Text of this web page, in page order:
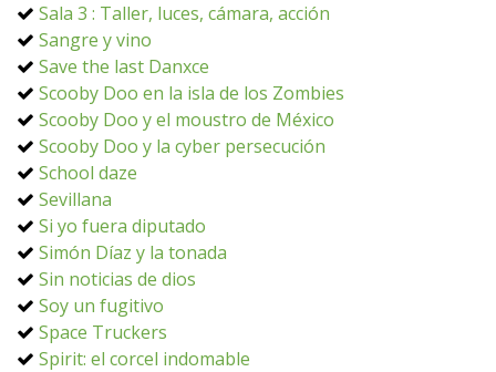
Sala 3 : Taller, luces, cámara, acción
Sangre y vino
Save the last Danxce
Scooby Doo en la isla de los Zombies
Scooby Doo y el moustro de México
Scooby Doo y la cyber persecución
School daze
Sevillana
Si yo fuera diputado
Simón Díaz y la tonada
Sin noticias de dios
Soy un fugitivo
Space Truckers
Spirit: el corcel indomable